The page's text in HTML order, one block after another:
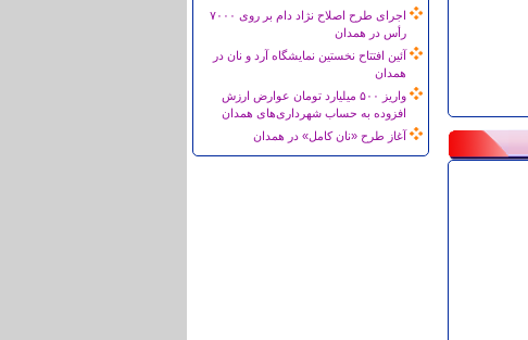
اجرای طرح اصلاح نژاد دام بر روی ۷۰۰۰
رأس در همدان
آئین افتتاح نخستین نمایشگاه آرد و نان در
همدان
واریز ۵۰۰ میلیارد تومان عوارض ارزش
افزوده به حساب شهرداری‌های همدان
آغاز طرح «نان کامل» در همدان